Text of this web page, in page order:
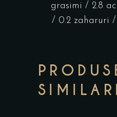
grasimi / 2.8
/ 0.2 zaharuri /